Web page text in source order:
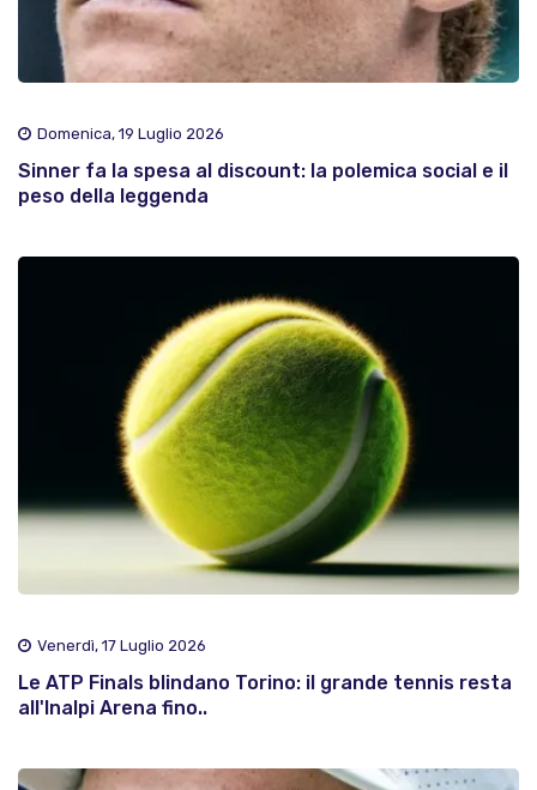
Domenica, 19 Luglio 2026
Sinner fa la spesa al discount: la polemica social e il
peso della leggenda
Venerdì, 17 Luglio 2026
Le ATP Finals blindano Torino: il grande tennis resta
all'Inalpi Arena fino..